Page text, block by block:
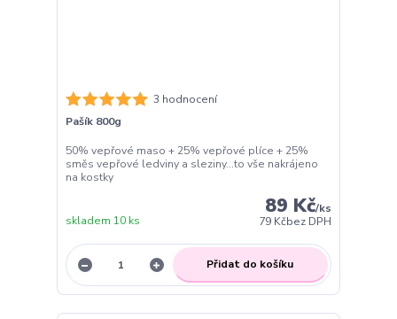
3 hodnocení
Pašík 800g
50% vepřové maso + 25% vepřové plíce + 25%
směs vepřové ledviny a sleziny...to vše nakrájeno
na kostky
89 Kč/ks
79 Kčbez DPH
skladem 10 ks
Přidat do košíku